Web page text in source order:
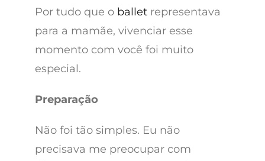
Por tudo que o balletrepresentava
para a mamãe, vivenciar esse
momento com você foi muito
especial.
Preparação
Não foi tão simples. Eu não
precisava me preocupar com